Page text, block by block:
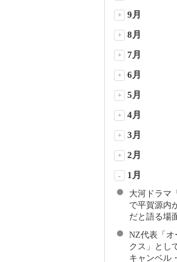
+ 9月
+ 8月
+ 7月
+ 6月
+ 5月
+ 4月
+ 3月
+ 2月
- 1月
大河ドラマ
で平賀源内
だと語る場
NZ代表「オ
クス」とし
キャンベル